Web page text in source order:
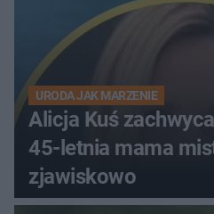
URODA JAK MARZENIE
Alicja Kuś
45-letnia mama
zjawiskowo